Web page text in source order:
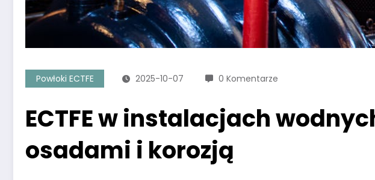
Powłoki ECTFE 2025-10-07 0 Komentarze
ECTFE w instalacjach
osadami i korozją